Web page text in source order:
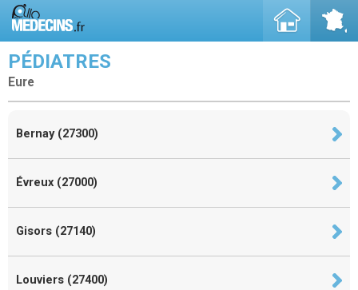
PÉDIATRES
Eure
Bernay (27300)
Évreux (27000)
Gisors (27140)
Louviers (27400)